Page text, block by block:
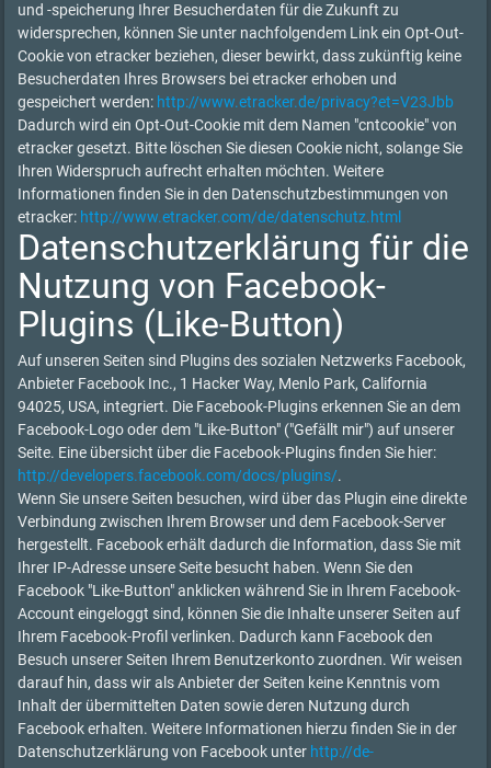
und -speicherung Ihrer Besucherdaten für die Zukunft zu
widersprechen, können Sie unter nachfolgendem Link ein Opt-Out-
Cookie von etracker beziehen, dieser bewirkt, dass zukünftig keine
Besucherdaten Ihres Browsers bei etracker erhoben und
gespeichert werden: http://www.etracker.de/privacy?et=V23Jbb
Dadurch wird ein Opt-Out-Cookie mit dem Namen "cntcookie" von
etracker gesetzt. Bitte löschen Sie diesen Cookie nicht, solange Sie
Ihren Widerspruch aufrecht erhalten möchten. Weitere
Informationen finden Sie in den Datenschutzbestimmungen von
etracker: http://www.etracker.com/de/datenschutz.html
Datenschutzerklärung für die
Nutzung von Facebook-
Plugins (Like-Button)
Auf unseren Seiten sind Plugins des sozialen Netzwerks Facebook,
Anbieter Facebook Inc., 1 Hacker Way, Menlo Park, California
94025, USA, integriert. Die Facebook-Plugins erkennen Sie an dem
Facebook-Logo oder dem "Like-Button" ("Gefällt mir") auf unserer
Seite. Eine übersicht über die Facebook-Plugins finden Sie hier:
http://developers.facebook.com/docs/plugins/.
Wenn Sie unsere Seiten besuchen, wird über das Plugin eine direkte
Verbindung zwischen Ihrem Browser und dem Facebook-Server
hergestellt. Facebook erhält dadurch die Information, dass Sie mit
Ihrer IP-Adresse unsere Seite besucht haben. Wenn Sie den
Facebook "Like-Button" anklicken während Sie in Ihrem Facebook-
Account eingeloggt sind, können Sie die Inhalte unserer Seiten auf
Ihrem Facebook-Profil verlinken. Dadurch kann Facebook den
Besuch unserer Seiten Ihrem Benutzerkonto zuordnen. Wir weisen
darauf hin, dass wir als Anbieter der Seiten keine Kenntnis vom
Inhalt der übermittelten Daten sowie deren Nutzung durch
Facebook erhalten. Weitere Informationen hierzu finden Sie in der
Datenschutzerklärung von Facebook unter http://de-